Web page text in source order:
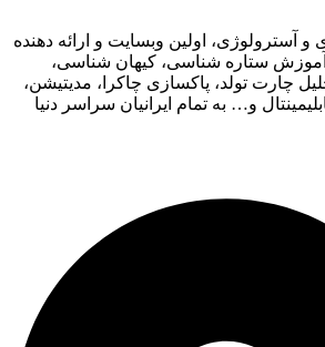
و آسترولوژی، اولین وبسایت و ارائه دهنده
ستاره شناسی، کیهان شناسی،
چارت تولد، پاکسازی چاکرا، مدیتیشن،
و… به تمام ایرانیان سراسر دنیا